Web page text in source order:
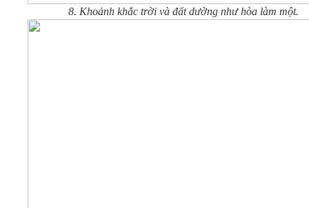
8. Khoảnh khắc trời và đất dường như hòa làm một.